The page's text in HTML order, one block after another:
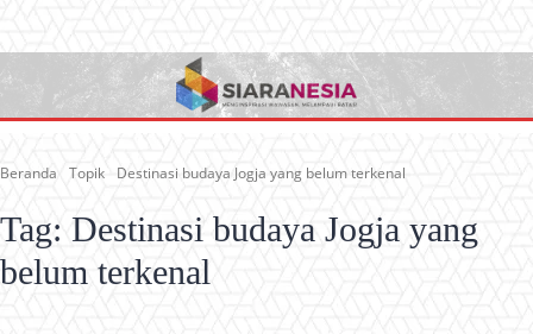
Beranda Topik Destinasi budaya Jogja yang belum terkenal
Tag: Destinasi budaya Jogja yang
belum terkenal